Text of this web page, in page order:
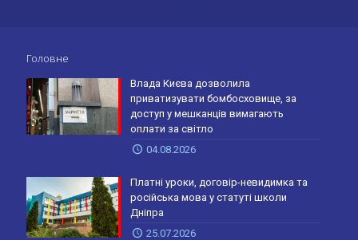
Головне
Влада Києва дозволила
приватизувати бомбосховище, за
доступ у мешканців вимагають
оплати за світло
04.08.2026
Платні уроки, договір-невидимка та
російська мова у статуті школи
Дніпра
25.07.2026